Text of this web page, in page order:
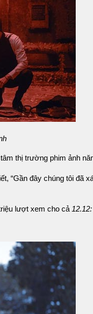
thị trường phim ảnh
“Gần đây chúng tôi đã
lượt xem cho cả